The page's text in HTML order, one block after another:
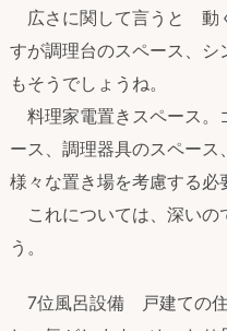
広さに関して言うと 動
すが調理台のスペース、シ
もそうでしょうね。
料理家電置きスペース。
ース、調理器具のスペー
様々な置き場を考慮する必
これについては、深いの
う。
7位風呂設備 戸建ての住